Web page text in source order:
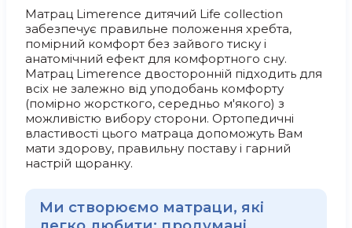
Матрац Limerence дитячий Life collection
забезпечує правильне положення хребта,
помірний комфорт без зайвого тиску і
анатомічний ефект для комфортного сну.
Матрац Limerence двосторонній підходить для
всіх не залежно від уподобань комфорту
(помірно жорсткого, середньо м'якого) з
можливістю вибору сторони. Ортопедичні
властивості цього матраца допоможуть Вам
мати здорову, правильну поставу і гарний
настрій щоранку.
Ми створюємо матраци, які